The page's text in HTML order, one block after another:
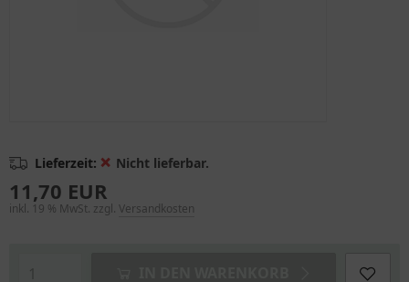
Lieferzeit: ❌ Nicht lieferbar.
11,70 EUR
inkl. 19 % MwSt. zzgl. Versandkosten